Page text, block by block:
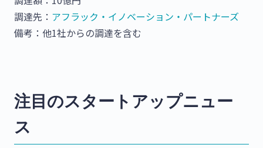
調達先： アフラック・イノベーション・パートナーズ
備考：他1社からの調達を含む
注目のスタートアップニュー
ス